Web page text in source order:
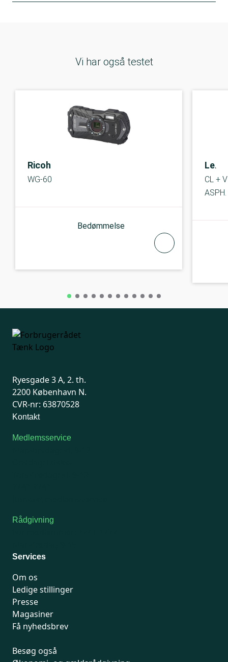
Vi har også testet
Ricoh
WG-60
Bedømmelse
Leica
CL +
ASPH.
Ryesgade 3 A, 2. th.
2200 København N.
CVR-nr: 63870528
Kontakt
Medlemsservice
Rådgivning
Services
Om os
Ledige stillinger
Presse
Magasiner
Få nyhedsbrev
Besøg også